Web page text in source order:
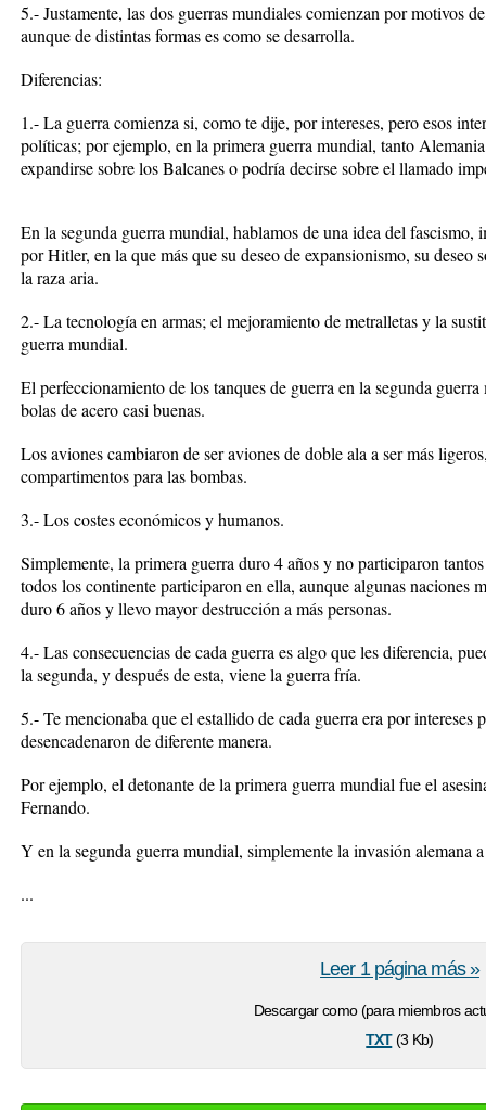
5.- Justamente, las dos guerras mundiales comienzan por motivos
aunque de distintas formas es como se desarrolla.
Diferencias:
1.- La guerra comienza si, como te dije, por intereses, pero esos
políticas; por ejemplo, en la primera guerra mundial, tanto
expandirse sobre los Balcanes o podría decirse sobre el llamado
En la segunda guerra mundial, hablamos de una idea del
por Hitler, en la que más que su deseo de expansionismo, su
la raza aria.
2.- La tecnología en armas; el mejoramiento de metralletas y la
guerra mundial.
El perfeccionamiento de los tanques de guerra en la segunda
bolas de acero casi buenas.
Los aviones cambiaron de ser aviones de doble ala a ser más
compartimentos para las bombas.
3.- Los costes económicos y humanos.
Simplemente, la primera guerra duro 4 años y no participaron
todos los continente participaron en ella, aunque algunas naciones
duro 6 años y llevo mayor destrucción a más personas.
4.- Las consecuencias de cada guerra es algo que les diferencia,
la segunda, y después de esta, viene la guerra fría.
5.- Te mencionaba que el estallido de cada guerra era por intereses
desencadenaron de diferente manera.
Por ejemplo, el detonante de la primera guerra mundial fue el
Fernando.
Y en la segunda guerra mundial, simplemente la invasión alemana
...
Descargar como (para miembros
txt(3 Kb)
Leer 1 página más »